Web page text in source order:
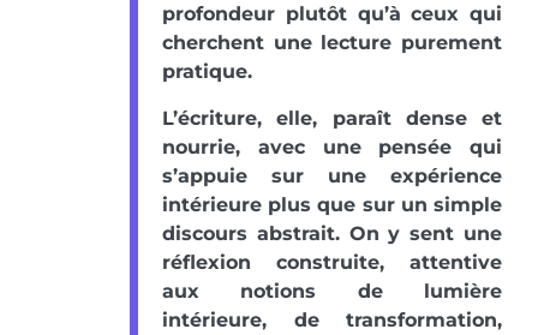
profondeur plutôt qu’à ceux qui
cherchent une lecture purement
pratique.
L’écriture, elle, paraît dense et
nourrie, avec une pensée qui
s’appuie sur une expérience
intérieure plus que sur un simple
discours abstrait. On y sent une
réflexion construite, attentive
aux notions de lumière
intérieure, de transformation,